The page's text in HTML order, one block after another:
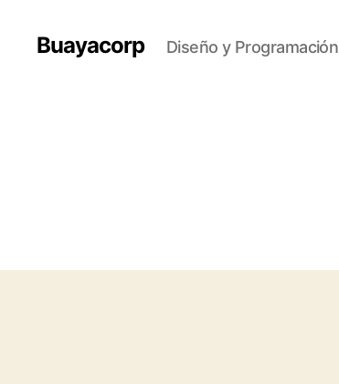
Buayacorp Diseño y Programación